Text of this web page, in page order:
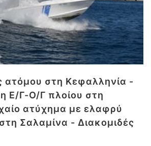
ατόμου στη Κεφαλληνία -
Ε/Γ-Ο/Γ πλοίου στη
ατύχημα με ελαφρύ
Σαλαμίνα - Διακομιδές